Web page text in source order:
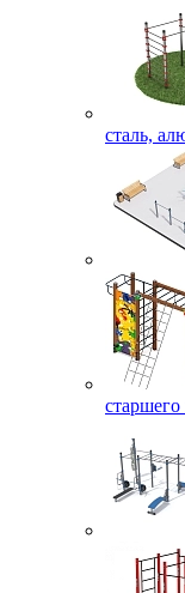
сталь,
старшего